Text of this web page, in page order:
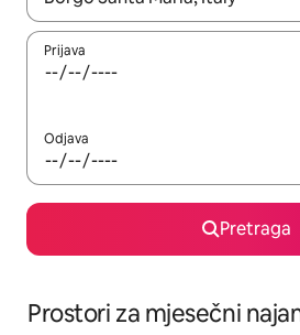
Prijava
Odjava
Pretraga
Prostori za mjesečni